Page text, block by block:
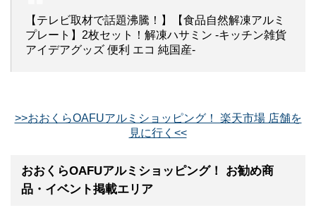
【テレビ取材で話題沸騰！】【食品自然解凍アルミ
プレート】2枚セット！解凍ハサミン -キッチン雑貨
アイデアグッズ 便利 エコ 純国産-
>>おおくらOAFUアルミショッピング！ 楽天市場 店舗を
見に行く<<
おおくらOAFUアルミショッピング！ お勧め商
品・イベント掲載エリア